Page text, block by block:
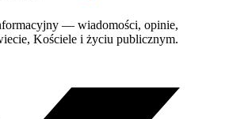
— wiadomości, opinie,
Kościele i życiu publicznym.